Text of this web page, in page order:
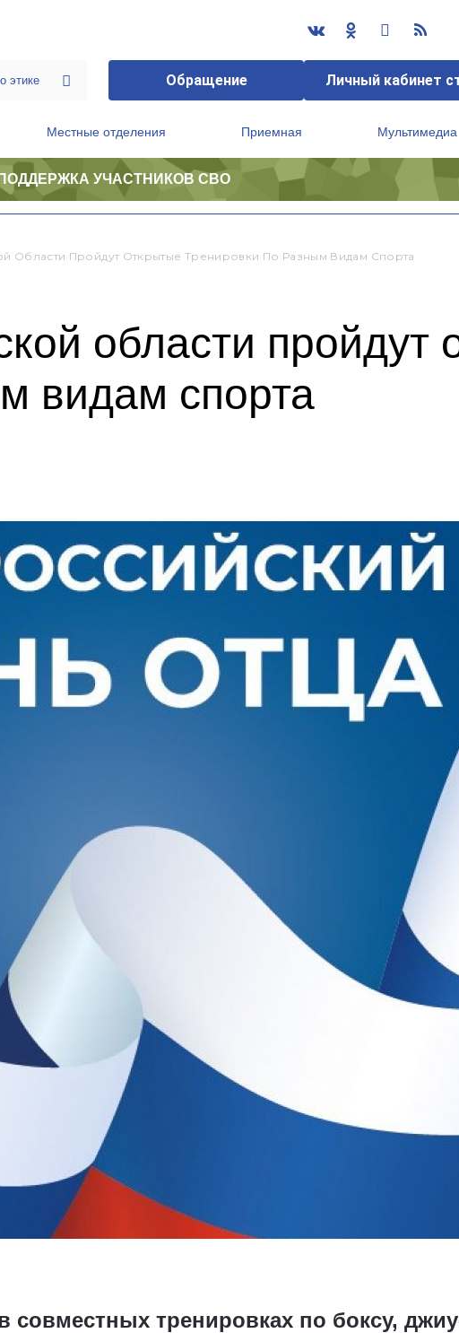
Обращение Личный кабинет
Местные отделения Приемная Мультимедиа
ПОДДЕРЖКА УЧАСТНИКОВ СВО
Области Пройдут Открытые Тренировки По Разным Видам Спорта
области пройдут
видам спорта
совместных тренировках по боксу,